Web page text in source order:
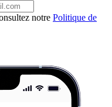
notre Politique de